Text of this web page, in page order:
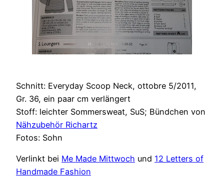
Schnitt: Everyday Scoop Neck, ottobre 5/2011,
Gr. 36, ein paar cm verlängert
Stoff: leichter Sommersweat, SuS; Bündchen von
Nähzubehör Richartz
Fotos: Sohn
Verlinkt bei Me Made Mittwoch und 12 Letters of
Handmade Fashion